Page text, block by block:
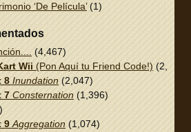
‘De Película’(1)
(4,467)
Wii (Pon Aquí tu Friend Code!) (2,337)
8 Inundation (2,047)
7 Consternation (1,396)
9 Aggregation (1,074)